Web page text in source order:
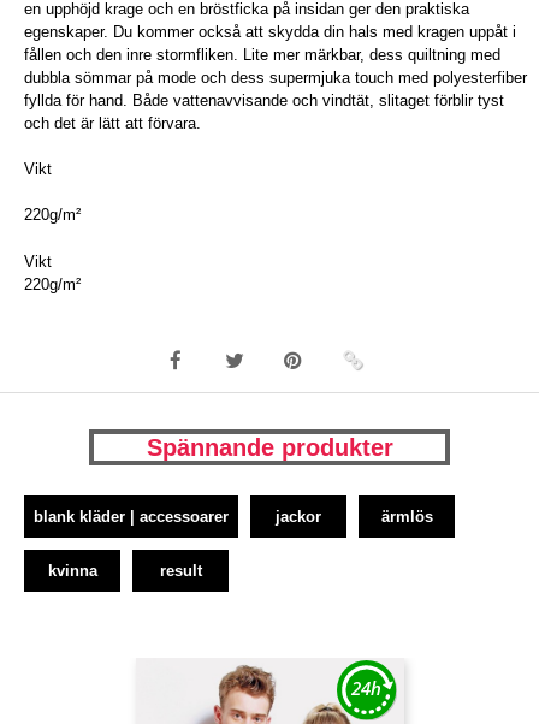
en upphöjd krage och en bröstficka på insidan ger den praktiska
egenskaper. Du kommer också att skydda din hals med kragen uppåt i
fållen och den inre stormfliken. Lite mer märkbar, dess quiltning med
dubbla sömmar på mode och dess supermjuka touch med polyesterfiber
fyllda för hand. Både vattenavvisande och vindtät, slitaget förblir tyst
och det är lätt att förvara.
Vikt
220g/m²
Vikt
220g/m²
Spännande produkter
blank kläder | accessoarer jackor ärmlös
kvinna result